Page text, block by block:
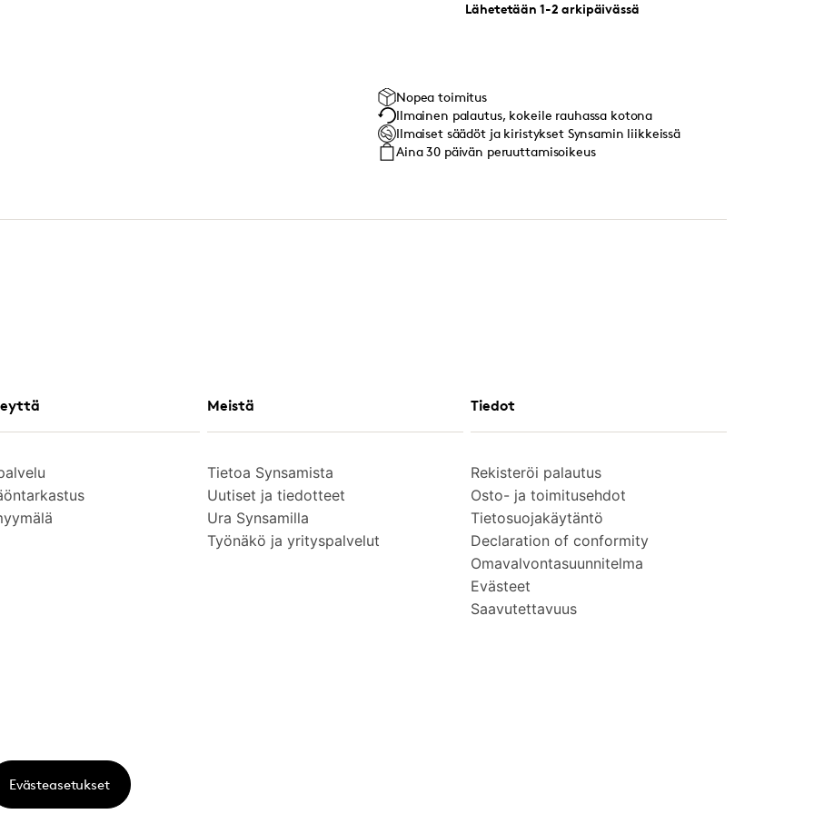
Lähetetään 1-2 arkipäivässä
Nopea toimitus
Ilmainen palautus, kokeile rauhassa kotona
Ilmaiset säädöt ja kiristykset Synsamin liikkeissä
Aina 30 päivän peruuttamisoikeus
Meistä
Tietoa Synsamista
Uutiset ja tiedotteet
Ura Synsamilla
Työnäkö ja yrityspalvelut
Tiedot
Rekisteröi palautus
Osto- ja toimitusehdot
Tietosuojakäytäntö
Declaration of conformity
Omavalvontasuunnitelma
Evästeet
Saavutettavuus
Evästeasetukset